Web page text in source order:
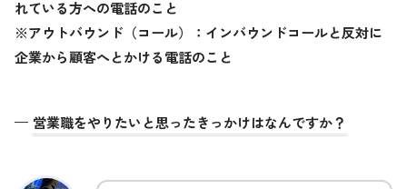
れている方への電話のこと
※アウトバウンド（コール）：インバウンドコールと反対に
企業から顧客へとかける電話のこと
— 営業職をやりたいと思ったきっかけはなんですか？